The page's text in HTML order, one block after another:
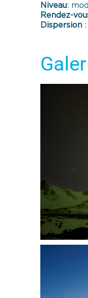
Niveau:
Rendez-
Dispersion